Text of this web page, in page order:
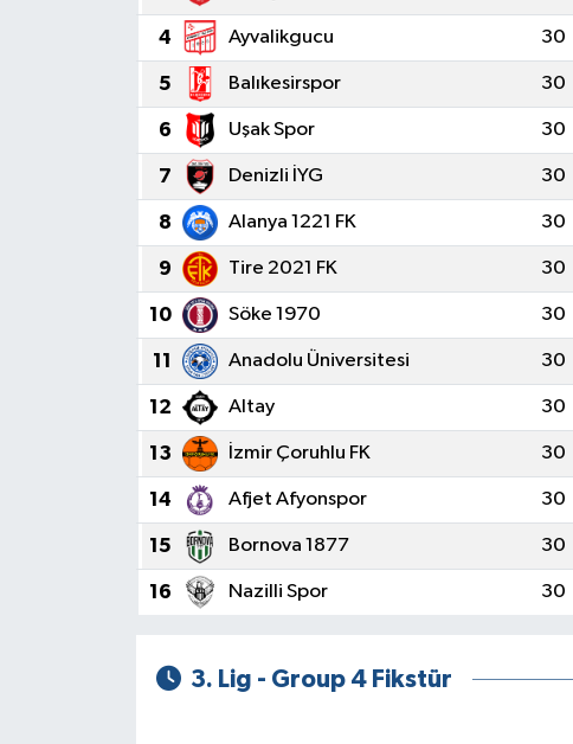
4 Ayvalikgucu 30
5 Balıkesirspor 30
6 Uşak Spor 30
7 Denizli İYG 30
8 Alanya 1221 FK 30
9 Tire 2021 FK 30
10 Söke 1970 30
11 Anadolu Üniversitesi 30
12 Altay 30
13 İzmir Çoruhlu FK 30
14 Afjet Afyonspor 30
15 Bornova 1877 30
16 Nazilli Spor 30
3. Lig - Group 4 Fikstür